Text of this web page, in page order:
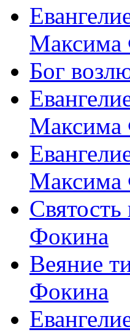
Максима
Бог
Максима
Максима
Фокина
Веяние
Фокина